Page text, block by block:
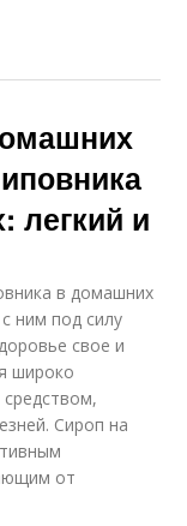
легкий и
в домашних
ним под силу
свое и
широко
Сироп на
от